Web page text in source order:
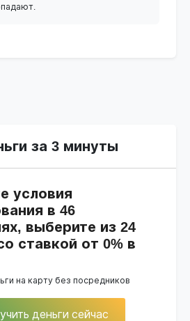
за 3 минуты
условия
в 46
выберите из 24
ставкой от 0% в
на карту без посредников
деньги сейчас